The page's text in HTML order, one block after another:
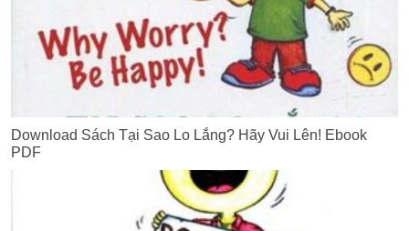
Download Sách Tại Sao Lo Lắng? Hãy Vui Lên! Ebook
PDF